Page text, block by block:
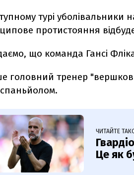
турі уболівальники
протистояння
що команда Гансі
головний тренер
ЧИТАЙТЕ
Це як